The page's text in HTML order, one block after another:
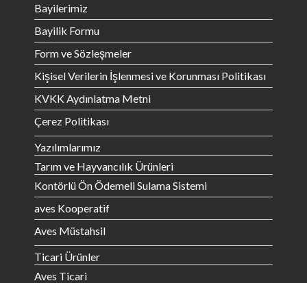
Bayilerimiz
Bayilik Formu
Form ve Sözleşmeler
Kişisel Verilerin İşlenmesi ve Korunması Politikası
KVKK Aydınlatma Metni
Çerez Politikası
Yazılımlarımız
Tarım ve Hayvancılık Ürünleri
Kontörlü Ön Ödemeli Sulama Sistemi
aves Kooperatif
Aves Müstahsil
Ticari Ürünler
Aves Ticari